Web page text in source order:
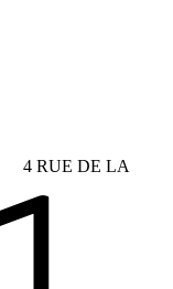
4 RUE DE LA